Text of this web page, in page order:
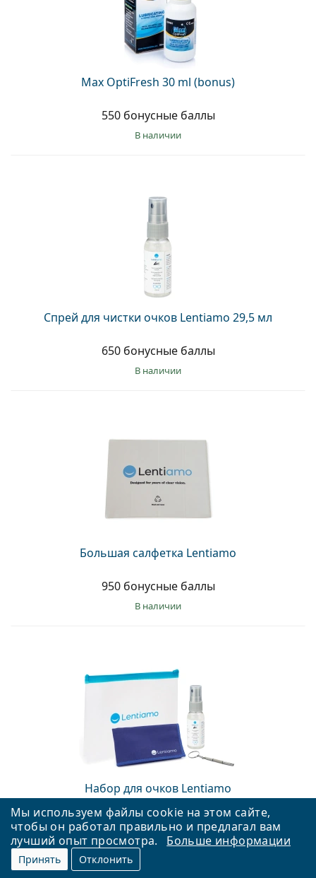
Мы используем файлы cookie на этом сайте,
чтобы он работал правильно и предлагал вам
лучший опыт просмотра.
Больше информации
Принять Отклонить
Max OptiFresh 30 ml (bonus)
550 бонусные баллы
в наличии
Спрей для чистки очков Lentiamo 29,5 мл
650 бонусные баллы
в наличии
Большая салфетка Lentiamo
950 бонусные баллы
в наличии
Набор для очков Lentiamo
1550 бонусные баллы
в наличии